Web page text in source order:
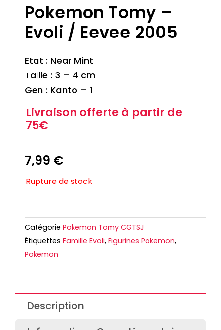
Pokemon Tomy –
Evoli / Eevee 2005
Etat : Near Mint
Taille : 3 – 4 cm
Gen : Kanto – 1
Livraison offerte à partir de
75€
7,99 €
Rupture de stock
Catégorie Pokemon Tomy CGTSJ
Étiquettes Famille Evoli, Figurines Pokemon,
Pokemon
Description